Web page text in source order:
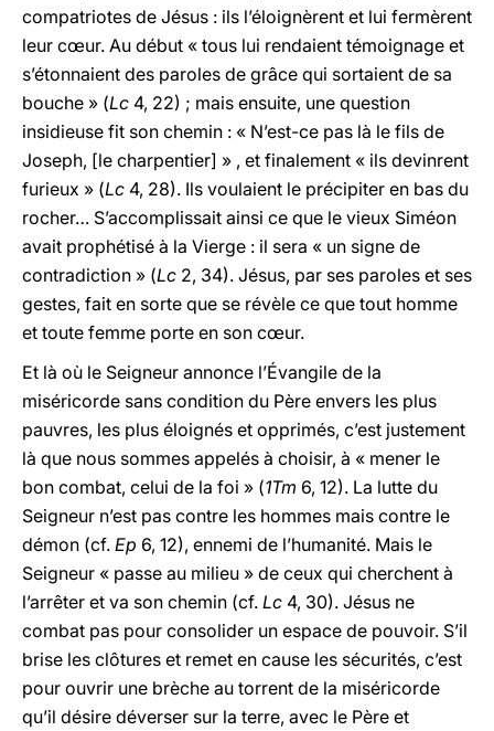
compatriotes de Jésus : ils l’éloignèrent et lui fermèrent
leur cœur. Au début « tous lui rendaient témoignage et
s’étonnaient des paroles de grâce qui sortaient de sa
bouche » (Lc 4, 22) ; mais ensuite, une question
insidieuse fit son chemin : « N’est-ce pas là le fils de
Joseph, [le charpentier] » , et finalement « ils devinrent
furieux » (Lc 4, 28). Ils voulaient le précipiter en bas du
rocher… S’accomplissait ainsi ce que le vieux Siméon
avait prophétisé à la Vierge : il sera « un signe de
contradiction » (Lc 2, 34). Jésus, par ses paroles et ses
gestes, fait en sorte que se révèle ce que tout homme
et toute femme porte en son cœur.
Et là où le Seigneur annonce l’Évangile de la
miséricorde sans condition du Père envers les plus
pauvres, les plus éloignés et opprimés, c’est justement
là que nous sommes appelés à choisir, à « mener le
bon combat, celui de la foi » (1Tm 6, 12). La lutte du
Seigneur n’est pas contre les hommes mais contre le
démon (cf. Ep 6, 12), ennemi de l’humanité. Mais le
Seigneur « passe au milieu » de ceux qui cherchent à
l’arrêter et va son chemin (cf. Lc 4, 30). Jésus ne
combat pas pour consolider un espace de pouvoir. S’il
brise les clôtures et remet en cause les sécurités, c’est
pour ouvrir une brèche au torrent de la miséricorde
qu’il désire déverser sur la terre, avec le Père et